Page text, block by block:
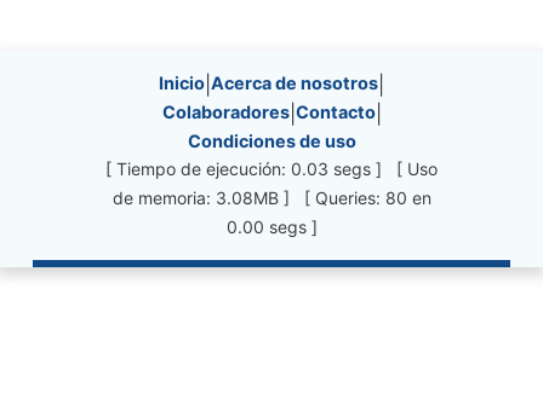
Site information, links, etc.
Inicio Acerca de nosotros
Colaboradores| Contacto|
Condiciones de uso
[ Tiempo de ejecución: 0.03 segs ] [ Uso
de memoria: 3.08MB ] [ Queries: 80 en
0.00 segs ]